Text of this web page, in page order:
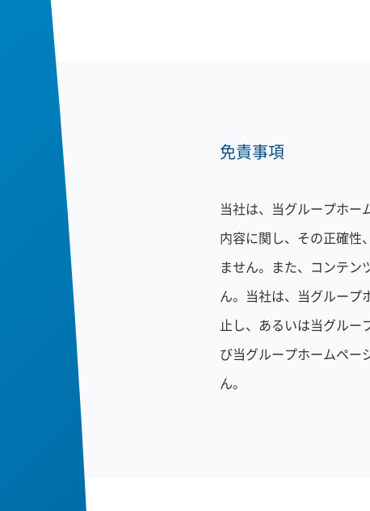
免責事項
当社は、当グループホー
内容に関し、その正確性
ません。また、コンテ
ん。当社は、当グループ
止し、あるいは当グルー
び当グループホームペー
ん。